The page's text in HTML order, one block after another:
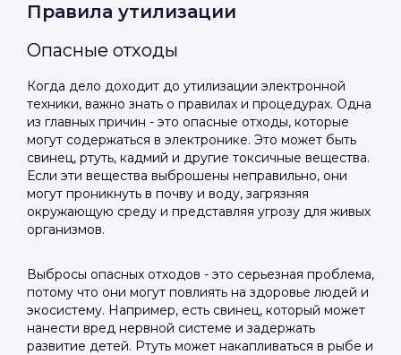
Правила утилизации
Опасные отходы
Когда дело доходит до утилизации электронной
техники, важно знать о правилах и процедурах. Одна
из главных причин - это опасные отходы, которые
могут содержаться в электронике. Это может быть
свинец, ртуть, кадмий и другие токсичные вещества.
Если эти вещества выброшены неправильно, они
могут проникнуть в почву и воду, загрязняя
окружающую среду и представляя угрозу для живых
организмов.
Выбросы опасных отходов - это серьезная проблема,
потому что они могут повлиять на здоровье людей и
экосистему. Например, есть свинец, который может
нанести вред нервной системе и задержать
развитие детей. Ртуть может накапливаться в рыбе и